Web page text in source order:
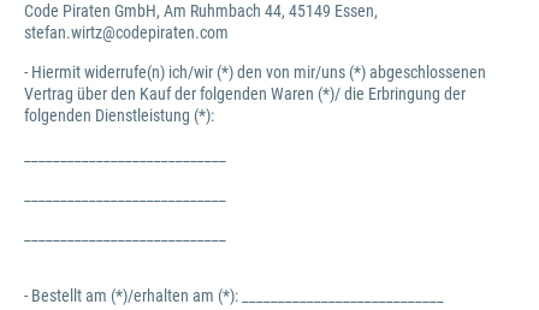
Code Piraten GmbH, Am Ruhmbach 44, 45149 Essen,
stefan.wirtz@codepiraten.com
- Hiermit widerrufe(n) ich/wir (*) den von mir/uns (*) abgeschlossenen
Vertrag über den Kauf der folgenden Waren (*)/ die Erbringung der
folgenden Dienstleistung (*):
- Bestellt am (*)/erhalten am (*): ____________________________